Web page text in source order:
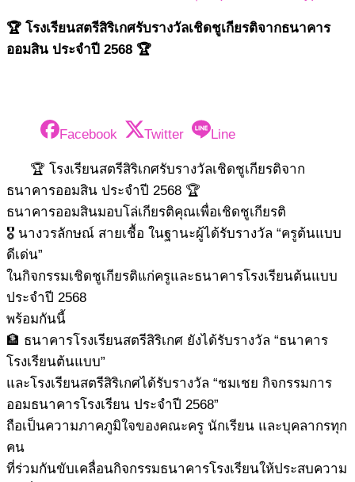
🏆 โรงเรียนสตรีสิริเกศรับรางวัลเชิดชูเกียรติจากธนาคาร
ออมสิน ประจำปี 2568 🏆
Facebook Twitter Line
🏆 โรงเรียนสตรีสิริเกศรับรางวัลเชิดชูเกียรติจาก
ธนาคารออมสิน ประจำปี 2568 🏆
ธนาคารออมสินมอบโล่เกียรติคุณเพื่อเชิดชูเกียรติ
🎖️ นางวรลักษณ์ สายเชื้อ ในฐานะผู้ได้รับรางวัล “ครูต้นแบบ
ดีเด่น”
ในกิจกรรมเชิดชูเกียรติแก่ครูและธนาคารโรงเรียนต้นแบบ
ประจำปี 2568
พร้อมกันนี้
🏦 ธนาคารโรงเรียนสตรีสิริเกศ ยังได้รับรางวัล “ธนาคาร
โรงเรียนต้นแบบ”
และโรงเรียนสตรีสิริเกศได้รับรางวัล “ชมเชย กิจกรรมการ
ออมธนาคารโรงเรียน ประจำปี 2568”
ถือเป็นความภาคภูมิใจของคณะครู นักเรียน และบุคลากรทุก
คน
ที่ร่วมกันขับเคลื่อนกิจกรรมธนาคารโรงเรียนให้ประสบความ